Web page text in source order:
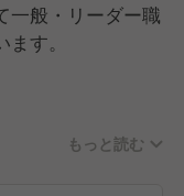
どんと自分のアイ
一般・リーダー職
す。
固定深夜残業代
もっと読む